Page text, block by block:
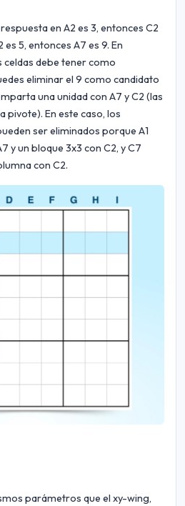
en A2 es 3, entonces C2
es 5, entonces A7 es 9. En
celdas debe tener como
eliminar el 9 como candidato
una unidad con A7 y C2 (las
pivote). En este caso, los
ser eliminados porque A1
y un bloque 3x3 con C2, y C7
con C2.
parámetros que el xy-wing,